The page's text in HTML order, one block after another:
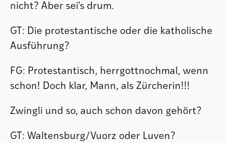
nicht? Aber sei’s drum.
GT: Die protestantische oder die katholische
Ausführung?
FG: Protestantisch, herrgottnochmal, wenn
schon! Doch klar, Mann, als Zürcherin!!!
Zwingli und so, auch schon davon gehört?
GT: Waltensburg/Vuorz oder Luven?